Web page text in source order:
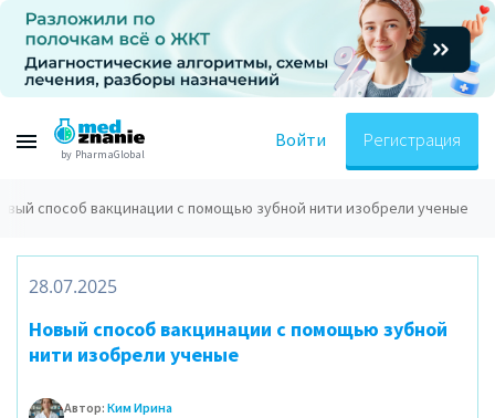
by PharmaGlobal
Войти Регистрация
способ вакцинации с помощью зубной нити изобрели ученые
28.07.2025
Новый способ вакцинации с помощью зубной
нити изобрели ученые
Автор: Ким Ирина